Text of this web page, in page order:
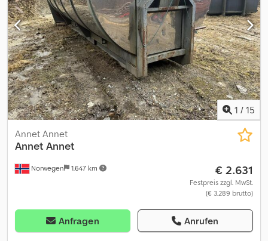
Weitere Informationen = Verwendungszweck: Gütertransport
Wenden Sie sich an ATS Norway, um weitere Informationen zu
erhalten.
1 / 15
Norwegen 1.647 km
Annet Annet
Annet Annet
€ 2.631
Festpreis zzgl. MwSt.
(€ 3.289 brutto)
Anfragen Anrufen